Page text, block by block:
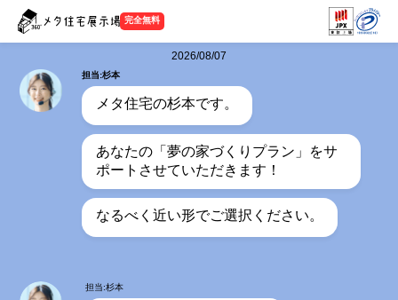
完全無料
2026/08/07
担当:杉本
メタ住宅の杉本です。
あなたの「夢の家づくりプラン」をサ
ポートさせていただきます！
なるべく近い形でご選択ください。
担当:杉本